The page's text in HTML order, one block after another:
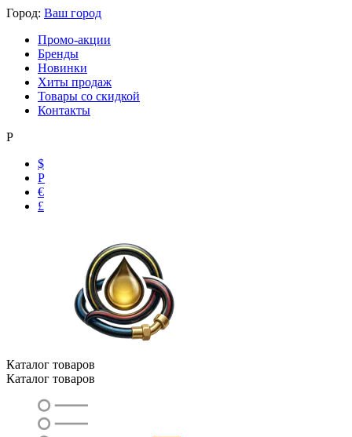
Город: Ваш город
Промо-акции
Бренды
Новинки
Хиты продаж
Товары со скидкой
Контакты
Р
$
Р
€
£
Каталог товаров
Каталог товаров